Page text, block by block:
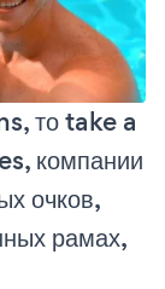
то take a
компании
очков,
рамах,